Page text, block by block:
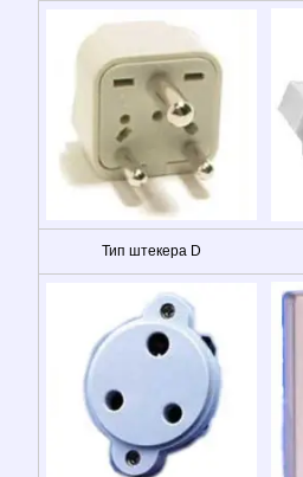
Тип штекера D